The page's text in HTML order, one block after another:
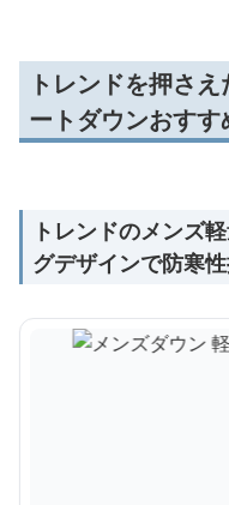
トレンドを押さ
ートダウンおすす
トレンドのメンズ
グデザインで防寒